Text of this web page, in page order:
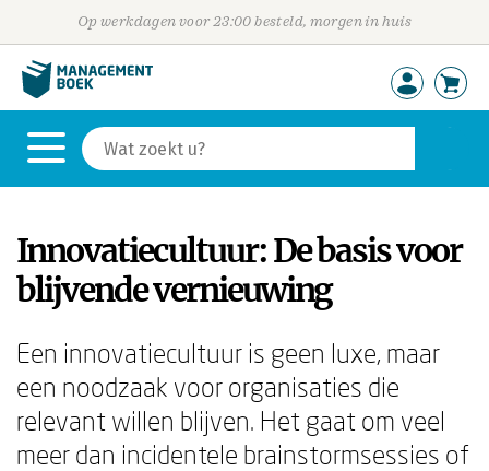
Op werkdagen voor 23:00 besteld, morgen in huis
Innovatiecultuur: De basis voor
blijvende vernieuwing
Een innovatiecultuur is geen luxe, maar
een noodzaak voor organisaties die
relevant willen blijven. Het gaat om veel
meer dan incidentele brainstormsessies of